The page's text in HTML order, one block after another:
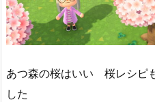
あつ森の桜はいい 桜レシピ
した